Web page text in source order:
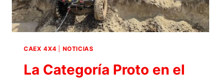
EN
LA
CATEGORÍA
CAEX 4X4 NOTICIAS
La Categoría Proto en el